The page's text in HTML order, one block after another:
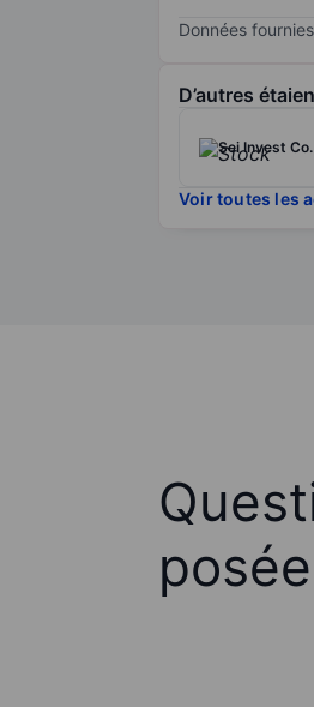
Données
D’autres
Sei Invest Co.
Voir toutes les